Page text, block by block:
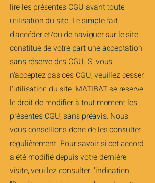
lire les présentes CGU avant toute
utilisation du site. Le simple fait
d'accéder et/ou de naviguer sur le site
constitue de votre part une acceptation
sans réserve des CGU. Si vous
n'acceptez pas ces CGU, veuillez cesser
l'utilisation du site. MATIBAT se réserve
le droit de modifier à tout moment les
présentes CGU, sans préavis. Nous
vous conseillons donc de les consulter
régulièrement. Pour savoir si cet accord
a été modifié depuis votre dernière
visite, veuillez consulter l'indication